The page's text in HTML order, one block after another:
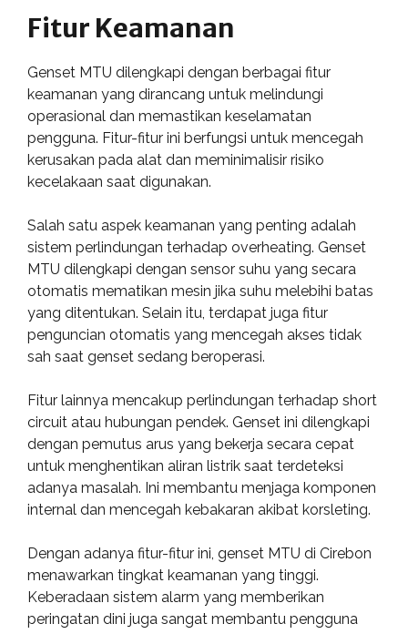
Fitur Keamanan
Genset MTU dilengkapi dengan berbagai fitur
keamanan yang dirancang untuk melindungi
operasional dan memastikan keselamatan
pengguna. Fitur-fitur ini berfungsi untuk mencegah
kerusakan pada alat dan meminimalisir risiko
kecelakaan saat digunakan.
Salah satu aspek keamanan yang penting adalah
sistem perlindungan terhadap overheating. Genset
MTU dilengkapi dengan sensor suhu yang secara
otomatis mematikan mesin jika suhu melebihi batas
yang ditentukan. Selain itu, terdapat juga fitur
penguncian otomatis yang mencegah akses tidak
sah saat genset sedang beroperasi.
Fitur lainnya mencakup perlindungan terhadap short
circuit atau hubungan pendek. Genset ini dilengkapi
dengan pemutus arus yang bekerja secara cepat
untuk menghentikan aliran listrik saat terdeteksi
adanya masalah. Ini membantu menjaga komponen
internal dan mencegah kebakaran akibat korsleting.
Dengan adanya fitur-fitur ini, genset MTU di Cirebon
menawarkan tingkat keamanan yang tinggi.
Keberadaan sistem alarm yang memberikan
peringatan dini juga sangat membantu pengguna